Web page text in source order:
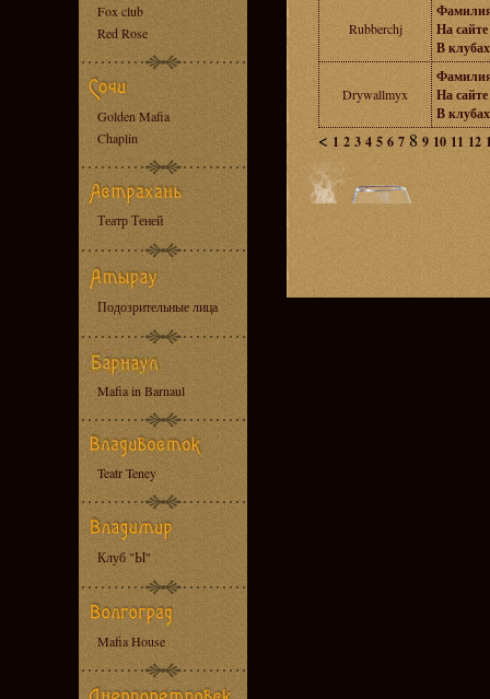
Fox club
Red Rose
Golden Mafia
Chaplin
Театр Теней
Подозрительные лица
Mafia in Barnaul
Teatr Teney
Клуб "Ы"
Mafia House
Rubberchj
На
В
Drywallmyx
На
В
< 1 2 3 4 5 6 7 8 9 10 11 12